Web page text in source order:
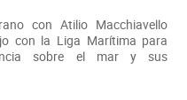
con Atilio Macchiavello
con la Liga Marítima para
sobre el mar y sus